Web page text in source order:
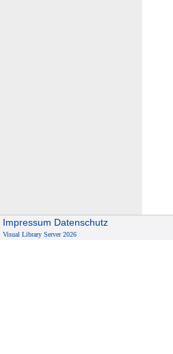
Impressum Datenschutz
Visual Library Server 2026